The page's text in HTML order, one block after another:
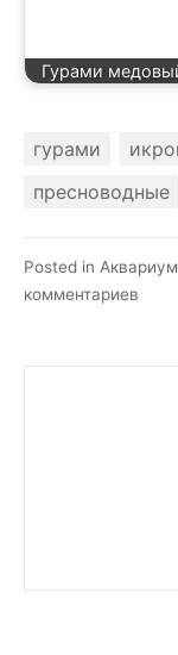
Гурами
гурами
пресноводные
Posted in
комментариев